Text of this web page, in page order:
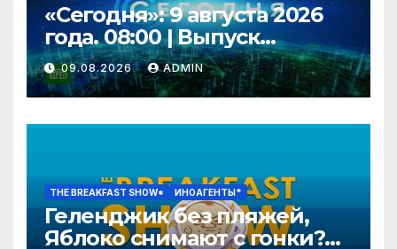
«Сегодня»: 9 августа 2026
года. 08:00 | Выпуск
новостей | Новости НТВ
09.08.2026 ADMIN
THE BREAKFAST SHOW* ИНОАГЕНТЫ*
Геленджик без пляжей,
Яблоко снимают с гонки?